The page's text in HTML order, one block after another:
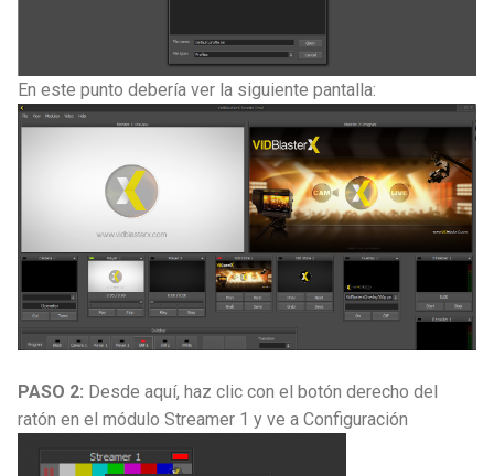
En este punto debería ver la siguiente pantalla:
PASO 2: Desde aquí, haz clic con el botón derecho del
ratón en el módulo Streamer 1 y ve a Configuración